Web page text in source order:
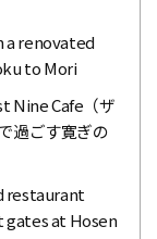
a renovated
to Mori
Nine Cafe（ザ
過ごす寛ぎの
restaurant
at Hosen